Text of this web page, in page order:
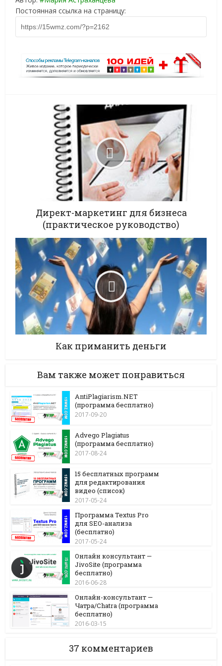
Постоянная ссылка на страницу:
Директ-маркетинг для бизнеса
(практическое руководство)
Как приманить деньги
Вам также может понравиться
AntiPlagiarism.NET
(программа бесплатно)
2017-09-20
Advego Plagiatus
(программа бесплатно)
2017-08-24
15 бесплатных программ
для редактирования
видео (список)
2017-05-24
Программа Textus Pro
для SEO-анализа
(бесплатно)
2017-05-24
Онлайн консультант —
JivoSite (программа
бесплатно)
2016-06-28
Онлайн-консультант —
Чатра/Chatra (программа
бесплатно)
2016-03-15
37 комментариев